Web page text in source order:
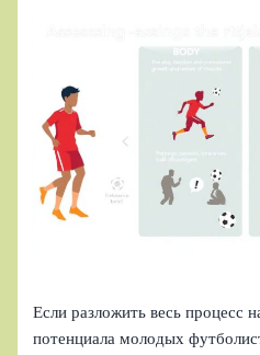
Если разложить весь процесс
потенциала молодых